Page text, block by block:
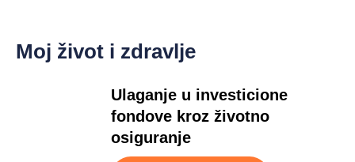
Moj život i zdravlje
Ulaganje u investicione
fondove kroz životno
osiguranje